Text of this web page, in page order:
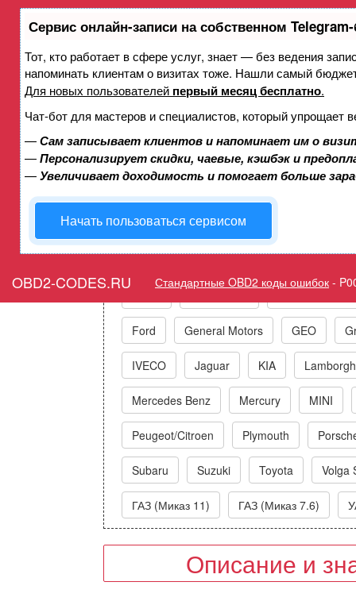
Сервис онлайн-записи на собственном
Тот, кто работает в сфере услуг, знает — без ведения
напоминать клиентам о визитах тоже. Нашли самый
Для новых пользователей первый месяц бесплатно.
Чат-бот для мастеров и специалистов, который упрощает
—Сам записывает клиентов и напоминает им о
—Персонализирует скидки, чаевые, кэшбэк и
—Увеличивает доходимость и помогает больше
Начать пользоваться сервисом
OBD2-CODES.RU Стандартные OBD2 коды ошибок -
Ошибка P0060
датчик 2 -
Горит ошибка Check
Коды ошибок
Ford General Motors GEO
IVECO Jaguar KIA
Mercedes Benz Mercury MINI
Peugeot/Citroen Plymouth
Subaru Suzuki Toyota Volga
ГАЗ (Миказ 11) ГАЗ (Миказ 7.6)
Описание и